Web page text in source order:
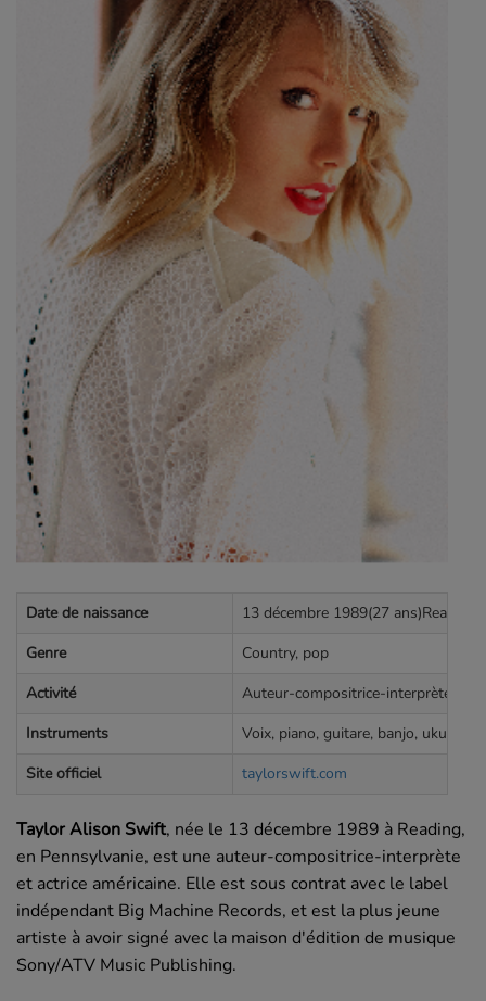
Date de naissance
13 décembre 1989(27
Genre
Country, pop
Activité
Auteur-compositrice-interprète,
Instruments
Voix, piano, guitare, banjo, ukulélé,
Site officiel
taylorswift.com
Taylor Alison Swift, née le 13 décembre 1989 à Reading,
en Pennsylvanie, est une auteur-compositrice-interprète
et actrice américaine. Elle est sous contrat avec le label
indépendant Big Machine Records, et est la plus jeune
artiste à avoir signé avec la maison d'édition de musique
Sony/ATV Music Publishing.